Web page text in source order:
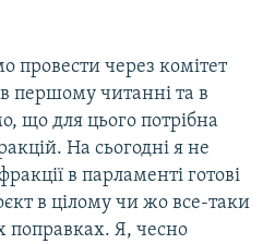
через комітет
першому читанні та в
що для цього потрібна
На сьогодні я не
в парламенті готові
в цілому чи жо все-таки
поправках. Я, чесно